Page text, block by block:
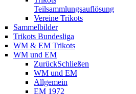
Teilsammlungsauflösung
Vereine Trikots
Sammelbilder
Trikots Bundesliga
WM & EM Trikots
WM und EM
ZurückSchließen
WM und EM
Allgemein
EM 1972